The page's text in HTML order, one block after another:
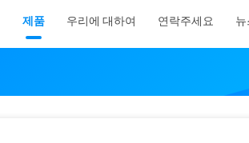
제품 우리에 대하여 연락주세요 뉴